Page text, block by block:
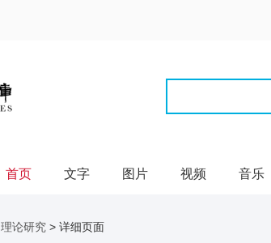
首页 文字 图片 视频 音乐
理论研究 > 详细页面